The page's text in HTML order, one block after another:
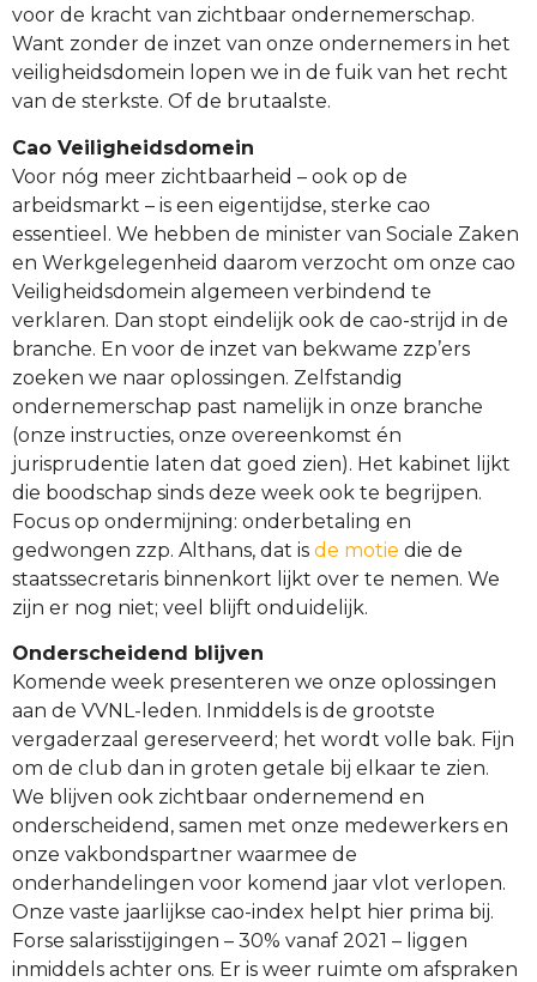
voor de kracht van zichtbaar ondernemerschap.
Want zonder de inzet van onze ondernemers in het
veiligheidsdomein lopen we in de fuik van het recht
van de sterkste. Of de brutaalste.
Cao Veiligheidsdomein
Voor nóg meer zichtbaarheid – ook op de
arbeidsmarkt – is een eigentijdse, sterke cao
essentieel. We hebben de minister van Sociale Zaken
en Werkgelegenheid daarom verzocht om onze cao
Veiligheidsdomein algemeen verbindend te
verklaren. Dan stopt eindelijk ook de cao-strijd in de
branche. En voor de inzet van bekwame zzp’ers
zoeken we naar oplossingen. Zelfstandig
ondernemerschap past namelijk in onze branche
(onze instructies, onze overeenkomst én
jurisprudentie laten dat goed zien). Het kabinet lijkt
die boodschap sinds deze week ook te begrijpen.
Focus op ondermijning: onderbetaling en
gedwongen zzp. Althans, dat is de motie die de
staatssecretaris binnenkort lijkt over te nemen. We
zijn er nog niet; veel blijft onduidelijk.
Onderscheidend blijven
Komende week presenteren we onze oplossingen
aan de VVNL-leden. Inmiddels is de grootste
vergaderzaal gereserveerd; het wordt volle bak. Fijn
om de club dan in groten getale bij elkaar te zien.
We blijven ook zichtbaar ondernemend en
onderscheidend, samen met onze medewerkers en
onze vakbondspartner waarmee de
onderhandelingen voor komend jaar vlot verlopen.
Onze vaste jaarlijkse cao-index helpt hier prima bij.
Forse salarisstijgingen – 30% vanaf 2021 – liggen
inmiddels achter ons. Er is weer ruimte om afspraken